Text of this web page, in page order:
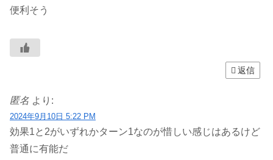
便利そう
返信
匿名 より:
2024年9月10日 5:22 PM
効果1と2がいずれかターン1なのが惜しい感じはあるけど
普通に有能だ